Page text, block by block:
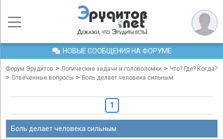
НОВЫЕ СООБЩЕНИЯ НА ФОРУМЕ
Форум Эрудитов > Логические задачи и головоломки > Что? Где? Когда?
> Отвеченные вопросы > Боль делает человека сильным
1
Боль делает человека сильным